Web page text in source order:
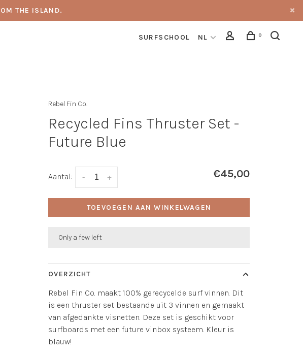
THE ISLAND.
SURFSCHOOL NL 0
Rebel Fin Co.
Recycled Fins Thruster Set -
Future Blue
Aantal: +
- €45,00
TOEVOEGEN AAN WINKELWAGEN
Only a few left
OVERZICHT
Rebel Fin Co. maakt 100% gerecycelde surf vinnen. Dit
is een thruster set bestaande uit 3 vinnen en gemaakt
van afgedankte visnetten. Deze set is geschikt voor
surfboards met een future vinbox systeem. Kleur is
blauw!